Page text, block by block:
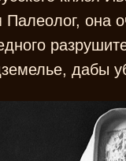
она
дабы